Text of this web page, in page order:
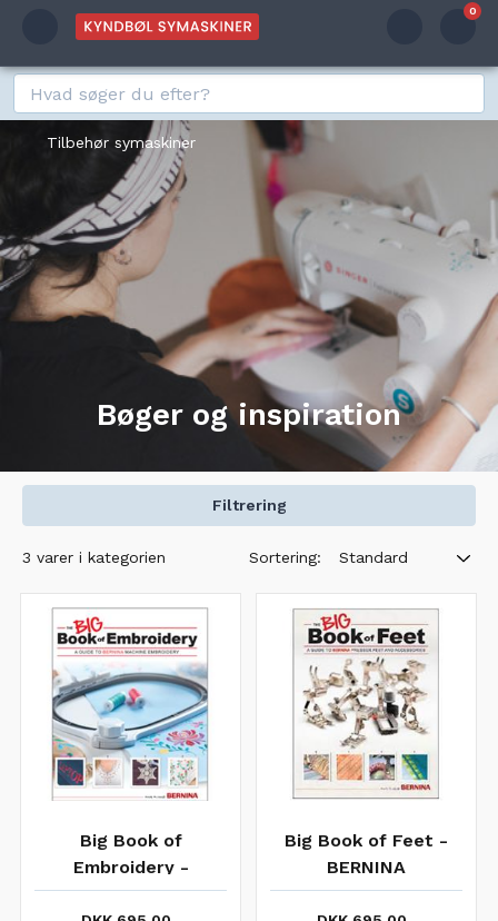
0
Tilbehør symaskiner
Bøger og inspiration
Filtrering
3 varer i kategorien Sortering: Standard
Big Book of
Embroidery -
BERNINA
Big Book of Feet -
BERNINA